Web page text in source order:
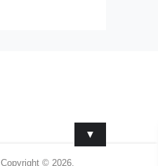
Copyright © 2026.
▼